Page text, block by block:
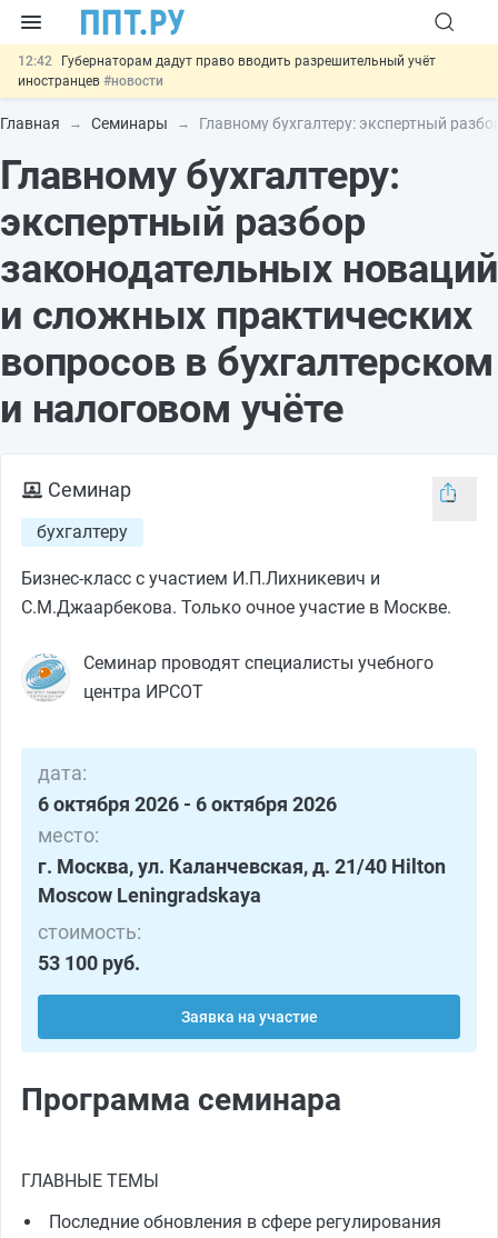
12:42
Губернаторам дадут право вводить разрешительный учёт
иностранцев #новости
12:05 ФНС изменит правила рассмотрения жалоб на налоговые
органы
#новости
отношений
10:48
Ужесточат наказание за мошенничество в отношении военных и
13:16 Могут разрешить использование персональных данных россиян
для обучения ИИ
Главная Семинары Главному бухгалтеру: экспертный
Главному бухгалтеру:
экспертный разбор
законодательных новаций
и сложных практических
вопросов в бухгалтерском
и налоговом учёте
Семинар
бухгалтеру
Бизнес-класс с участием И.П.Лихникевич и
С.М.Джаарбекова. Только очное участие в Москве.
Семинар проводят специалисты учебного
центра ИРСОТ
дата:
6 октября 2026 - 6 октября 2026
место:
г. Москва, ул. Каланчевская, д. 21/40 Hilton
Moscow Leningradskaya
стоимость:
53 100 руб.
Заявка на участие
Программа семинара
ГЛАВНЫЕ ТЕМЫ
Последние обновления в сфере регулирования